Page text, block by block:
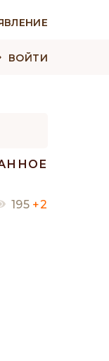
ВОЙТИ
195 +2